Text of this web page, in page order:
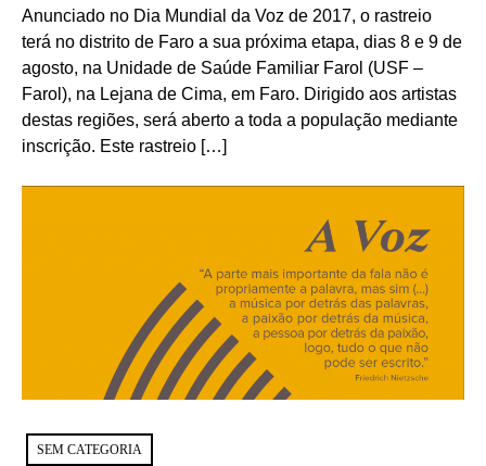
Anunciado no Dia Mundial da Voz de 2017, o rastreio
terá no distrito de Faro a sua próxima etapa, dias 8 e 9 de
agosto, na Unidade de Saúde Familiar Farol (USF –
Farol), na Lejana de Cima, em Faro. Dirigido aos artistas
destas regiões, será aberto a toda a população mediante
inscrição. Este rastreio […]
SEM CATEGORIA